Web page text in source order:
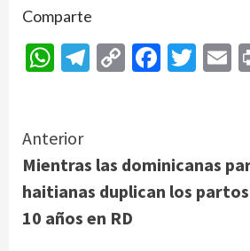
Comparte
WhatsApp
Telegram
Copy
Continue
Reading
Anterior
Mientras las dominicanas
haitianas duplican los
10 años en RD